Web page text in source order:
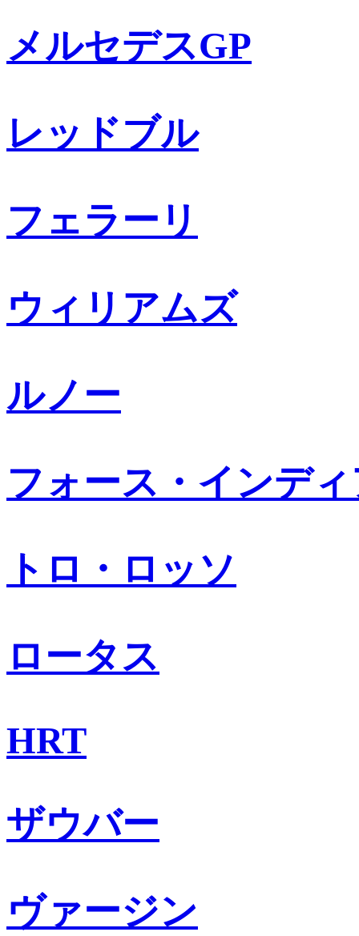
メルセデスGP
レッドブル
フェラーリ
ウィリアムズ
ルノー
フォース・インデ
トロ・ロッソ
ロータス
HRT
ザウバー
ヴァージン